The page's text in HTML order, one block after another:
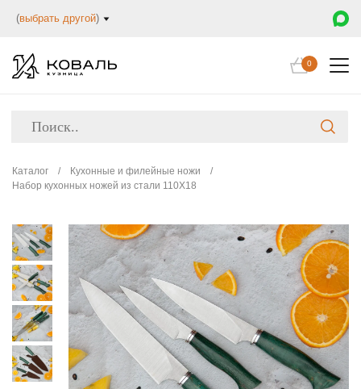
(выбрать другой)
0
Каталог / Кухонные и филейные ножи
/
Набор кухонных ножей из стали 110Х18